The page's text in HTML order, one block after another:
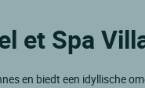
et Spa
en biedt een idyllische